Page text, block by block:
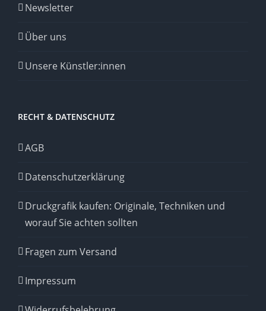
Newsletter
Über uns
Unsere Künstler:innen
RECHT & DATENSCHUTZ
AGB
Datenschutzerklärung
Druckgrafik kaufen: Originale, Techniken und
worauf Sie achten sollten
Fragen zum Versand
Impressum